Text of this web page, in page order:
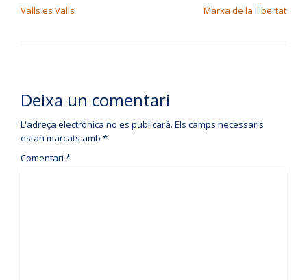
Valls es Valls Marxa de la llibertat
Deixa un comentari
L'adreça electrònica no es publicarà. Els camps necessaris
estan marcats amb *
Comentari *